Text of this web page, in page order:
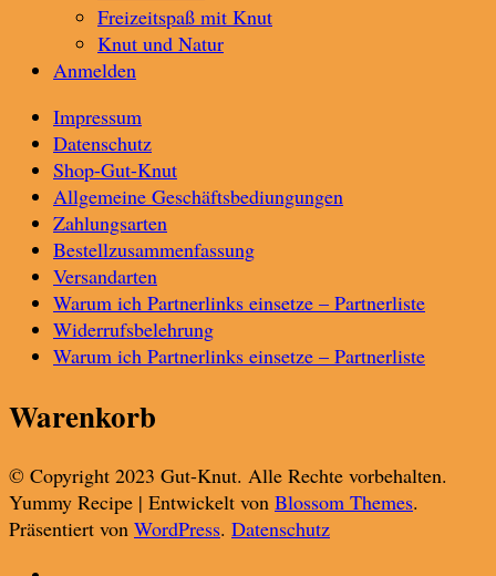
Freizeitspaß mit Knut
Knut und Natur
Anmelden
Impressum
Datenschutz
Shop-Gut-Knut
Allgemeine Geschäftsbediungungen
Zahlungsarten
Bestellzusammenfassung
Versandarten
Warum ich Partnerlinks einsetze – Partnerliste
Widerrufsbelehrung
Warum ich Partnerlinks einsetze – Partnerliste
Warenkorb
© Copyright 2023 Gut-Knut. Alle Rechte vorbehalten.
Yummy Recipe | Entwickelt von Blossom Themes.
Präsentiert von WordPress. Datenschutz